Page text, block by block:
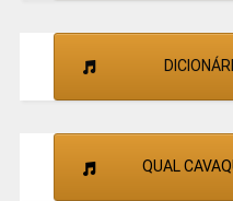
QUAL